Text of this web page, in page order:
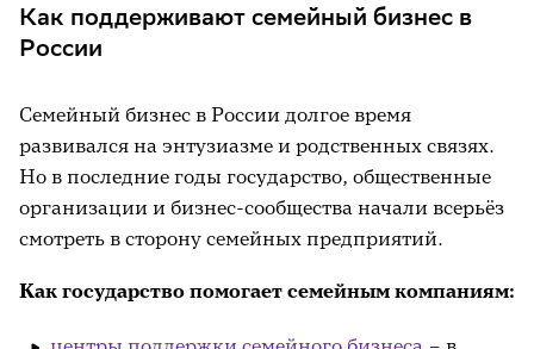
Как поддерживают семейный бизнес в
России
Семейный бизнес в России долгое время
развивался на энтузиазме и родственных связях.
Но в последние годы государство, общественные
организации и бизнес-сообщества начали всерьёз
смотреть в сторону семейных предприятий.
Как государство помогает семейным компаниям: